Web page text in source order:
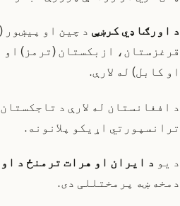
د اورګاډي کرښې د چین او پیښور
قرغزستان، ازبکستان (ترمز)
او کابل) له لارې.
د افغانستان له لارې د
ترانسپورتي اړیکو پلانونه.
د یو د ایران او هرات ترمنځ د
دمخه ښه پرمختللی دی.